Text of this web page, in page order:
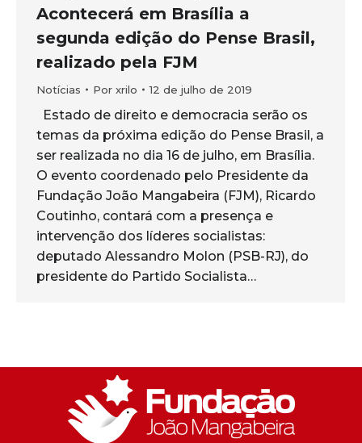
Acontecerá em Brasília a
segunda edição do Pense Brasil,
realizado pela FJM
Notícias Por xrilo 12 de julho de 2019
Estado de direito e democracia serão os
temas da próxima edição do Pense Brasil, a
ser realizada no dia 16 de julho, em Brasília.
O evento coordenado pelo Presidente da
Fundação João Mangabeira (FJM), Ricardo
Coutinho, contará com a presença e
intervenção dos líderes socialistas:
deputado Alessandro Molon (PSB-RJ), do
presidente do Partido Socialista…